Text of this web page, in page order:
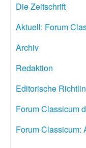
Die Zeitschrift
Aktuell: Forum
Archiv
Redaktion
Editorische
Forum Classicum
Forum Classicum: